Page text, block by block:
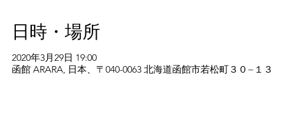
日時・場所
2020年3月29日 19:00
函館 ARARA, 日本、〒040-0063 北海道函館市若松町３０−１３